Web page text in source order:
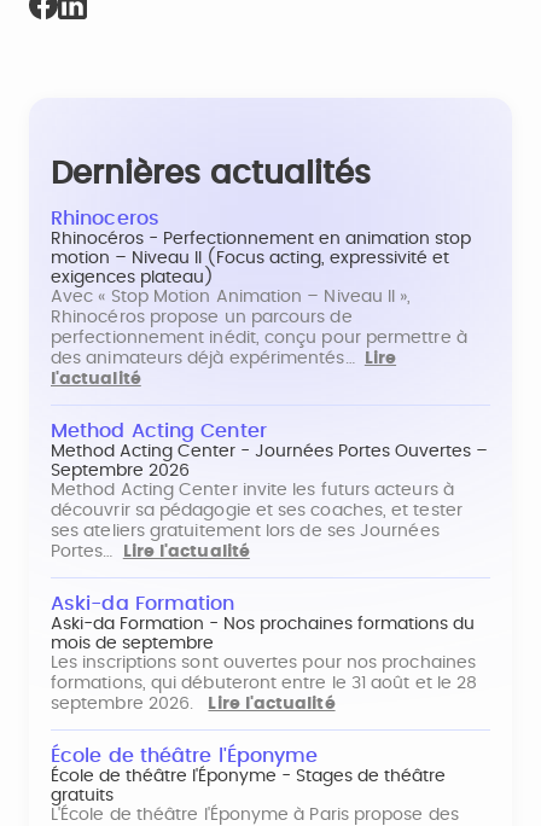
Dernières actualités
Rhinoceros
Rhinocéros - Perfectionnement en animation stop
motion – Niveau II (Focus acting, expressivité et
exigences plateau)
Avec « Stop Motion Animation – Niveau II »,
Rhinocéros propose un parcours de
perfectionnement inédit, conçu pour permettre à
des animateurs déjà expérimentés…
Lire
l'actualité
Method Acting Center
Method Acting Center - Journées Portes Ouvertes –
Septembre 2026
Method Acting Center invite les futurs acteurs à
découvrir sa pédagogie et ses coaches, et tester
ses ateliers gratuitement lors de ses Journées
Portes…
Lire l'actualité
Aski-da Formation
Aski-da Formation - Nos prochaines formations du
mois de septembre
Les inscriptions sont ouvertes pour nos prochaines
formations, qui débuteront entre le 31 août et le 28
septembre 2026.
Lire l'actualité
École de théâtre l'Éponyme
École de théâtre l'Éponyme - Stages de théâtre
gratuits
L'École de théâtre l'Éponyme à Paris propose des